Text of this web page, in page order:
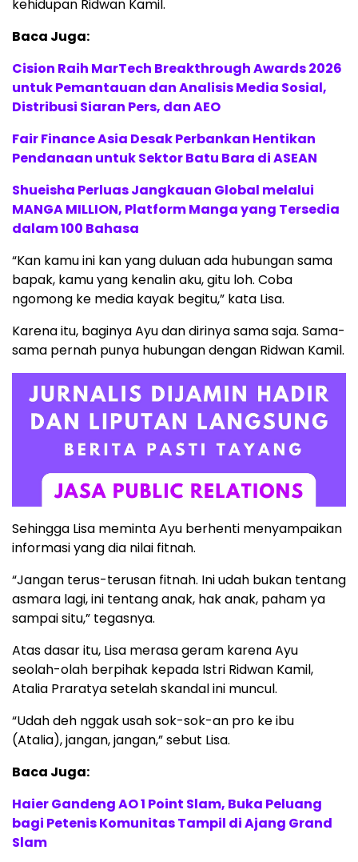
kehidupan Ridwan Kamil.
Baca Juga:
Cision Raih MarTech Breakthrough Awards 2026
untuk Pemantauan dan Analisis Media Sosial,
Distribusi Siaran Pers, dan AEO
Fair Finance Asia Desak Perbankan Hentikan
Pendanaan untuk Sektor Batu Bara di ASEAN
Shueisha Perluas Jangkauan Global melalui
MANGA MILLION, Platform Manga yang Tersedia
dalam 100 Bahasa
“Kan kamu ini kan yang duluan ada hubungan sama
bapak, kamu yang kenalin aku, gitu loh. Coba
ngomong ke media kayak begitu,” kata Lisa.
Karena itu, baginya Ayu dan dirinya sama saja. Sama-
sama pernah punya hubungan dengan Ridwan Kamil.
Sehingga Lisa meminta Ayu berhenti menyampaikan
informasi yang dia nilai fitnah.
“Jangan terus-terusan fitnah. Ini udah bukan tentang
asmara lagi, ini tentang anak, hak anak, paham ya
sampai situ,” tegasnya.
Atas dasar itu, Lisa merasa geram karena Ayu
seolah-olah berpihak kepada Istri Ridwan Kamil,
Atalia Praratya setelah skandal ini muncul.
“Udah deh nggak usah sok-sok-an pro ke ibu
(Atalia), jangan, jangan,” sebut Lisa.
Baca Juga:
Haier Gandeng AO 1 Point Slam, Buka Peluang
bagi Petenis Komunitas Tampil di Ajang Grand
Slam